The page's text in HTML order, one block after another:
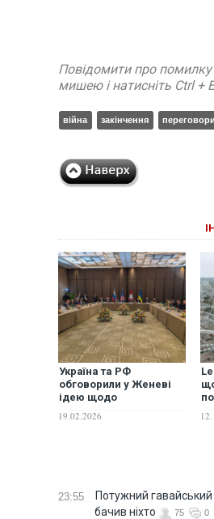
Повідомити про помилку
мишею і натисніть Ctrl +
війна закінчення переговори
Україна та РФ
обговорили у Женеві
ідею щодо
на Донеччині, - NYT
19.02.2026
23:55
Потужний гавайський
бачив ніхто
75 0